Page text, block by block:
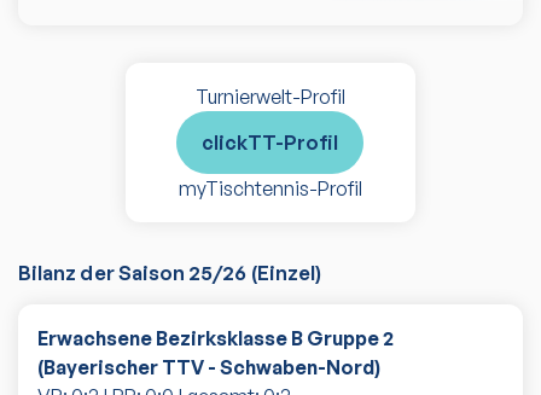
Turnierwelt-Profil
clickTT-Profil
myTischtennis-Profil
Bilanz der Saison 25/26 (Einzel)
Erwachsene Bezirksklasse B Gruppe 2
(Bayerischer TTV - Schwaben-Nord)